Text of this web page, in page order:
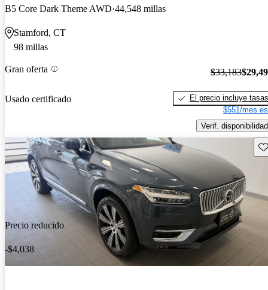
B5 Core Dark Theme AWD 44,548 millas
Stamford, CT
98 millas
Gran oferta
Usado certificado
$33,183
El precio incluye tasas
$551/mes
Verif. disponibilidad
Precio reducido
-$4,038